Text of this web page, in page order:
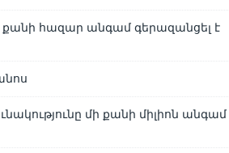
քանի հազար անգամ գերազանցել է
մի քանի միլիոն անգամ